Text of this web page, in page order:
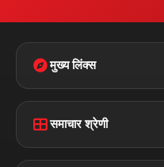
मुख्य लिंक्स
Disclaimer
समाचार श्रेणी